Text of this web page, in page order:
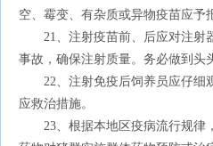
空、霉变、有杂质或异物疫苗应予
21、注射疫苗前、后应对注射
事故，确保注射质量。务必做到头
22、注射免疫后饲养员应仔细观
应救治措施。
23、根据本地区疫病流行规律，